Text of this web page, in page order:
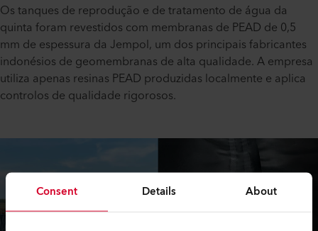
Consent Details About
Os tanques de reprodução e de tratamento de água da
quinta foram revestidos com membranas de PEAD de 0,5
mm de espessura da Jempol, um dos principais fabricantes
indonésios de geomembranas de alta qualidade. A empresa
utiliza apenas resinas PEAD produzidas localmente e aplica
controlos de qualidade rigorosos.